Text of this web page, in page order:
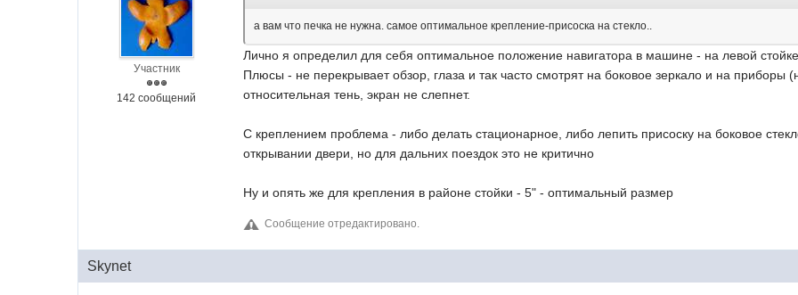
Участник
142 сообщений
а вам что печка не нужна. самое оптимальное крепление-присоска на стекло..
Лично я определил для себя оптимальное положение навигатора в машине - на левой
Плюсы - не перекрывает обзор, глаза и так часто смотрят на боковое зеркало и на приборы
относительная тень, экран не слепнет.
С креплением проблема - либо делать стационарное, либо лепить присоску на боковое
открывании двери, но для дальних поездок это не критично
Ну и опять же для крепления в районе стойки - 5" - оптимальный размер
Сообщение отредактировано.
Skynet